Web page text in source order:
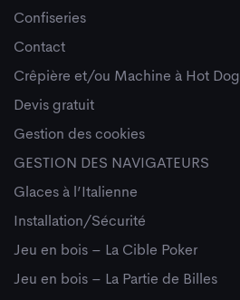
Confiseries
Contact
Crêpière et/ou Machine à Hot Dog
Devis gratuit
Gestion des cookies
GESTION DES NAVIGATEURS
Glaces à l’Italienne
Installation/Sécurité
Jeu en bois – La Cible Poker
Jeu en bois – La Partie de Billes